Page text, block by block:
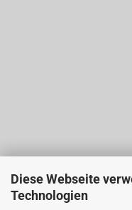
Diese Webseite
Technologien